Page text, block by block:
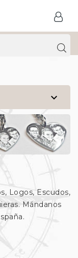

Logos, Escudos,
Mándanos